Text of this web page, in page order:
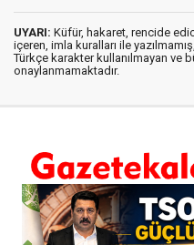
UYARI: Küfür, hakaret, rencide
içeren, imla kuralları ile yazılmamış,
Türkçe karakter kullanılmayan ve
onaylanmamaktadır.